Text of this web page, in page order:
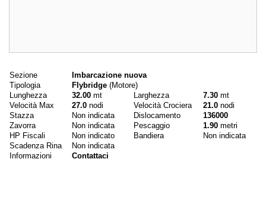
Sezione
Imbarcazione nuova
Tipologia
Flybridge (Motore)
Lunghezza
32.00 mt Larghezza 7.30 mt
Velocità Max
27.0 nodi Velocità Crociera 21.0 nodi
Stazza
Non indicata Dislocamento
136000
Zavorra
Non indicata Pescaggio 1.90 metri
HP Fiscali
Non indicato Bandiera
Non indicata
Scadenza Rina
Non indicata
Informazioni
Contattaci